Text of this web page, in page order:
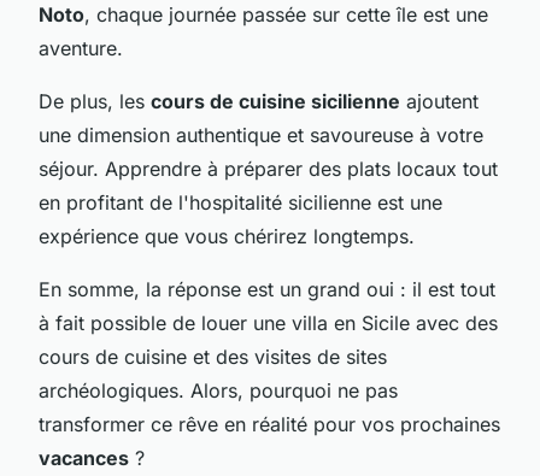
Noto, chaque journée passée sur cette île est une
aventure.
De plus, les cours de cuisine sicilienne ajoutent
une dimension authentique et savoureuse à votre
séjour. Apprendre à préparer des plats locaux tout
en profitant de l'hospitalité sicilienne est une
expérience que vous chérirez longtemps.
En somme, la réponse est un grand oui : il est tout
à fait possible de louer une villa en Sicile avec des
cours de cuisine et des visites de sites
archéologiques. Alors, pourquoi ne pas
transformer ce rêve en réalité pour vos prochaines
vacances ?